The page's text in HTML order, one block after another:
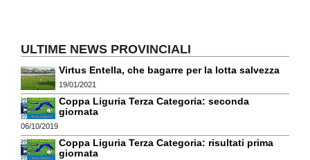
ULTIME NEWS PROVINCIALI
Virtus Entella, che bagarre per la lotta salvezza
19/01/2021
Coppa Liguria Terza Categoria: seconda
giornata
06/10/2019
Coppa Liguria Terza Categoria: risultati prima
giornata